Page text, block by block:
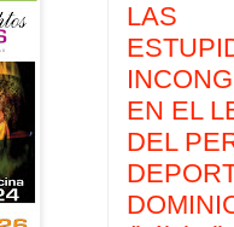
LAS
EN EL
DEL